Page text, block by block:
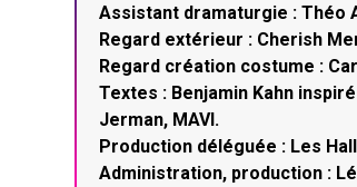
Assistant dramaturgie : Théo
Regard extérieur : Cherish
Regard création costume :
Textes : Benjamin Kahn
Jerman, MAVI.
Production déléguée : Les
Administration, production :